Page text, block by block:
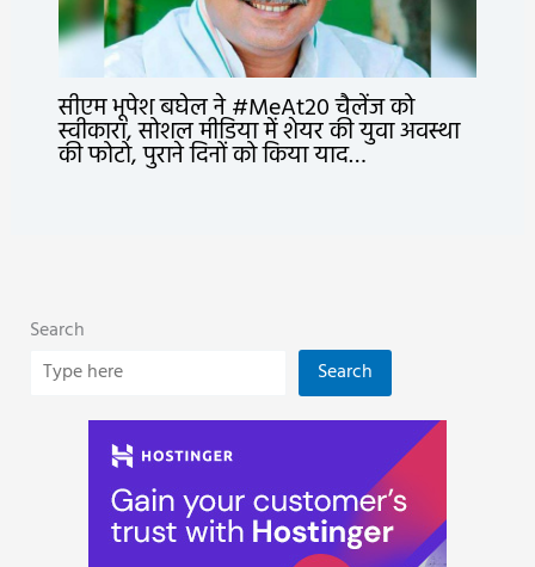
सीएम भूपेश बघेल ने #MeAt20 चैलेंज को
स्वीकारा, सोशल मीडिया में शेयर की युवा अवस्था
की फोटो, पुराने दिनों को किया याद…
Search
Search